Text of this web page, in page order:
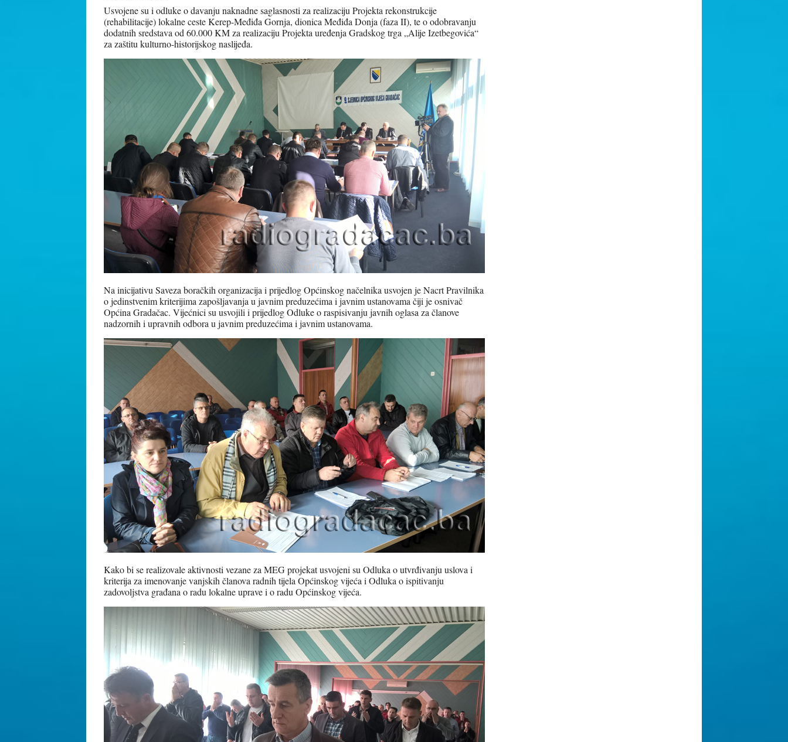
Usvojene su i odluke o davanju naknadne saglasnosti za realizaciju Projekta rekonstrukcije
(rehabilitacije) lokalne ceste Kerep-Međiđa Gornja, dionica Međiđa Donja (faza II), te o odobravanju
dodatnih sredstava od 60.000 KM za realizaciju Projekta uređenja Gradskog trga „Alije Izetbegovića“
za zaštitu kulturno-historijskog naslijeđa.
Na inicijativu Saveza boračkih organizacija i prijedlog Općinskog načelnika usvojen je Nacrt Pravilnika
o jedinstvenim kriterijima zapošljavanja u javnim preduzećima i javnim ustanovama čiji je osnivač
Općina Gradačac. Vijećnici su usvojili i prijedlog Odluke o raspisivanju javnih oglasa za članove
nadzornih i upravnih odbora u javnim preduzećima i javnim ustanovama.
Kako bi se realizovale aktivnosti vezane za MEG projekat usvojeni su Odluka o utvrđivanju uslova i
kriterija za imenovanje vanjskih članova radnih tijela Općinskog vijeća i Odluka o ispitivanju
zadovoljstva građana o radu lokalne uprave i o radu Općinskog vijeća.